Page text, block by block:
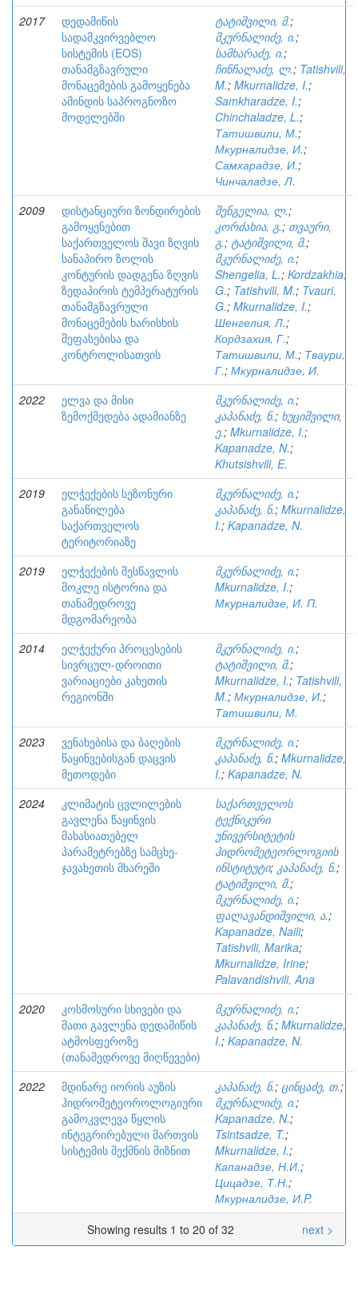
2017
დედამიწის
სადამკვირვებლო
სისტემის (EOS)
თანამგზავრული
მონაცემების გამოყენება
ამინდის საპროგნოზო
მოდელებში
ტატიშვილი, მ.;
მკურნალიძე, ი.;
სამხარაძე, ი.;
ჩინჩალაძე, ლ.; Tatishvili,
M.; Mkurnalidze, I.;
Samkharadze, I.;
Chinchaladze, L.;
Татишвили, М.;
Мкурналидзе, И.;
Самхарадзе, И.;
Чинчаладзе, Л.
2009
დისტანციური ზონდირების
გამოყენებით
საქართველოს შავი ზღვის
სანაპირო ზოლის
კონტურის დადგენა ზღვის
ზედაპირის ტემპერატურის
თანამგზავრული
მონაცემების ხარისხის
შეფასებისა და
კონტროლისათვის
შენგელია, ლ.;
კორძახია, გ.; თვაური,
გ.; ტატიშვილი, მ.;
მკურნალიძე, ი.;
Shengelia, L.; Kordzakhia,
G.; Tatishvili, M.; Tvauri,
G.; Mkurnalidze, I.;
Шенгелия, Л.;
Кордзахия, Г.;
Татишвили, М.; Тваури,
Г.; Мкурналидзе, И.
2022
ელვა და მისი
ზემოქმედება ადამიანზე
მკურნალიძე, ი.;
კაპანაძე, ნ.; ხუციშვილი,
ე.; Mkurnalidze, I.;
Kapanadze, N.;
Khutsishvili, E.
2019
ელჭექების სეზონური
განაწილება
საქართველოს
ტერიტორიაზე
მკურნალიძე, ი.;
კაპანაძე, ნ.; Mkurnalidze,
I.; Kapanadze, N.
2019
ელჭექების შესწავლის
მოკლე ისტორია და
თანამედროვე
მდგომარეობა
მკურნალიძე, ი.;
Mkurnalidze, I.;
Мкурналидзе, И. П.
2014
ელჭექური პროცესების
სივრცულ-დროითი
ვარიაციები კახეთის
რეგიონში
მკურნალიძე, ი.;
ტატიშვილი, მ.;
Mkurnalidze, I.; Tatishvili,
M.; Мкурналидзе, И.;
Татишвили, М.
2023
ვენახებისა და ბაღების
წაყინვებისგან დაცვის
მეთოდები
მკურნალიძე, ი.;
კაპანაძე, ნ.; Mkurnalidze,
I.; Kapanadze, N.
2024
კლიმატის ცვლილების
გავლენა წაყინვის
მახასიათებელ
პარამეტრებზე სამცხე-
ჯავახეთის მხარეში
საქართველოს
ტექნიკური
უნივერსიტეტის
ჰიდრომეტეორლოგიის
ინსტიტუტი; კაპანაძე, ნ.;
ტატიშვილი, მ.;
მკურნალიძე, ი.;
ფალავანდიშვილი, ა.;
Kapanadze, Naili;
Tatishvili, Marika;
Mkurnalidze, Irine;
Palavandishvili, Ana
2020
კოსმოსური სხივები და
მათი გავლენა დედამიწის
ატმოსფეროზე
(თანამედროვე მიღწევები)
მკურნალიძე, ი.;
კაპანაძე, ნ.; Mkurnalidze,
I.; Kapanadze, N.
2022
მდინარე იორის აუზის
ჰიდრომეტეოროლოგიური
გამოკვლევა წყლის
ინტეგრირებული მართვის
სისტემის შექმნის მიზნით
კაპანაძე, ნ.; ცინცაძე, თ.;
მკურნალიძე, ი.;
Kapanadze, N.;
Tsintsadze, T.;
Mkurnalidze, I.;
Капанадзе, Н.И.;
Цицадзе, Т.Н.;
Мкурналидзе, И.P.
Showing results 1 to 20 of 32
next >